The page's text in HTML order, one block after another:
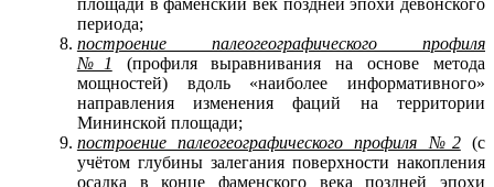
площади в фаменский век поздней эпохи девонского
периода;
построение палеогеографического профиля
№1
(профиля выравнивания на основе метода
мощностей) вдоль «наиболее информативного»
направления изменения фаций на территории
Мининской площади;
построение палеогеографического профиля №2(с
учётом глубины залегания поверхности накопления
осадка в конце фаменского века поздней эпохи